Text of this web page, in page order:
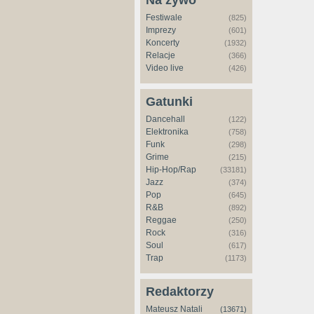
Festiwale (825)
Imprezy (601)
Koncerty (1932)
Relacje (366)
Video live (426)
Gatunki
Dancehall (122)
Elektronika (758)
Funk (298)
Grime (215)
Hip-Hop/Rap (33181)
Jazz (374)
Pop (645)
R&B (892)
Reggae (250)
Rock (316)
Soul (617)
Trap (1173)
Redaktorzy
Mateusz Natali (13671)